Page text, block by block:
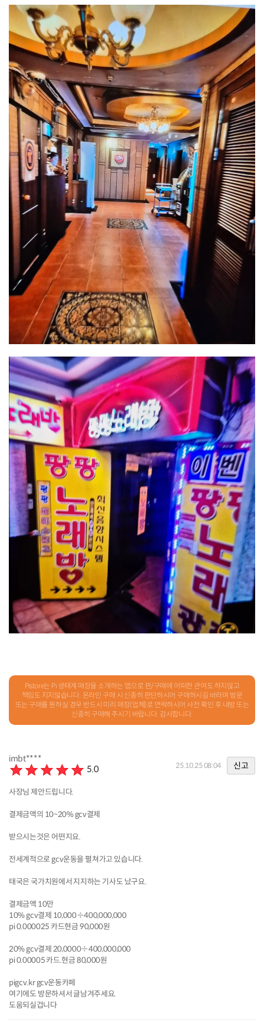
Pistore는 Pi 생태계 매장을 소개하는 앱으로 판/구매에 어떠한 관여도 하지않고
책임도 지지않습니다. 온라인 구매 시 신중히 판단하시어 구매하시길 바라며 방문
또는 구매를 원하실 경우 반드시 미리 매장(업체)로 연락하시어 사전 확인 후 내방 또는
신중히 구매해 주시기 바랍니다. 감사합니다.
imbt****
5.0
25.10.25 08:04 신고
사장님 제안드립니다.
결제금액의 10~20% gcv결제
받으시는것은 어떤지요.
전세계적으로 gcv운동을 펼쳐가고 있습니다.
태국은 국가치원에서 지지하는 기사도 났구요.
결제금액 10만
10% gcv결제 10,000÷400,000,000
pi 0.000025 카드현금 90,000원
20% gcv결제 20,0000÷400,000,000
pi 0.00005 카드.현금 80,000원
pigcv.kr gcv운동카페
여기에도 방문하셔서 글남겨주세요.
도움되실겁니다